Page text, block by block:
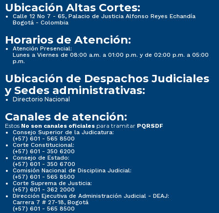
Ubicación Altas Cortes:
Calle 12 No 7 - 65, Palacio de Justicia Alfonso Reyes Echandía
Bogotá - Colombia
Horarios de Atención:
Atención Presencial:
Lunes a Viernes de 08:00 a.m. a 01:00 p.m. y de 02:00 p.m. a 05:00
p.m.
Ubicación de Despachos Judiciales
y Sedes administrativas:
Directorio Nacional
Canales de atención:
Estos No son canales oficiales para tramitar PQRSDF
Consejo Superior de la Judicatura:
(+57) 601 - 565 8500
Corte Constitucional:
(+57) 601 - 350 6200
Consejo de Estado:
(+57) 601 - 350 6700
Comisión Nacional de Disciplina Judicial:
(+57) 601 - 565 8500
Corte Suprema de Justicia:
(+57) 601 - 362 2000
Dirección Ejecutiva de Administración Judicial - DEAJ:
Carrera 7 # 27-18, Bogotá
(+57) 601 - 565 8500